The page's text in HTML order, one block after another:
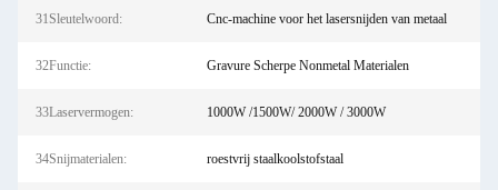
31Sleutelwoord: Cnc-machine voor het lasersnijden van metaal
32Functie: Gravure Scherpe Nonmetal Materialen
33Laservermogen: 1000W /1500W/ 2000W / 3000W
34Snijmaterialen: roestvrij staalkoolstofstaal